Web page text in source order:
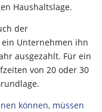
Haushaltslage.
der
Unternehmen ihn
ausgezahlt. Für ein
von 20 oder 30
können, müssen